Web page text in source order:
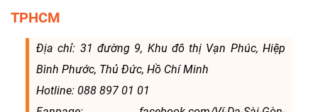
TPHCM
Địa chỉ: 31 đường 9, Khu đô thị Vạn Phúc, Hiệp
Bình Phước, Thủ Đức, Hồ Chí Minh
Hotline: 088 897 01 01